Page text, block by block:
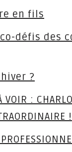
en fils
défis des
?
VOIR :
!